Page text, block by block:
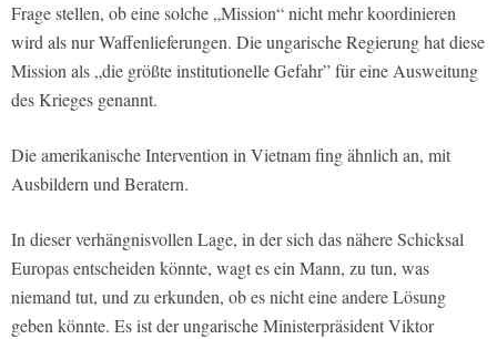
Frage stellen, ob eine solche „Mission“ nicht mehr koordinieren
wird als nur Waffenlieferungen. Die ungarische Regierung hat diese
Mission als „die größte institutionelle Gefahr” für eine Ausweitung
des Krieges genannt.
Die amerikanische Intervention in Vietnam fing ähnlich an, mit
Ausbildern und Beratern.
In dieser verhängnisvollen Lage, in der sich das nähere Schicksal
Europas entscheiden könnte, wagt es ein Mann, zu tun, was
niemand tut, und zu erkunden, ob es nicht eine andere Lösung
geben könnte. Es ist der ungarische Ministerpräsident Viktor